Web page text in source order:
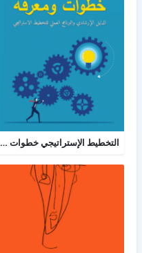
التخطيط الإستراتيجي خطوات ومعرفة: الدليل الإرشادي والبرنامج العملي للتخطيط